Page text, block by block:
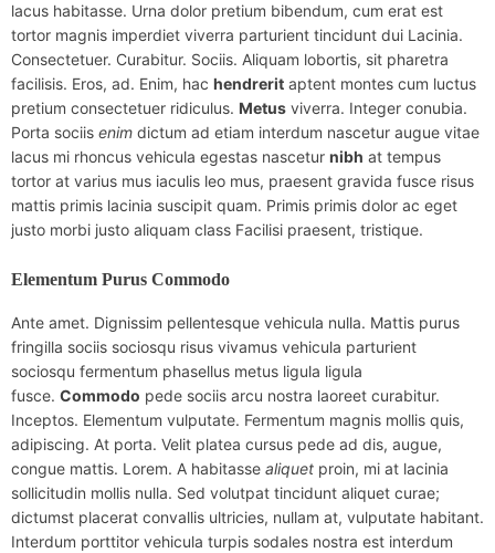
lacus habitasse. Urna dolor pretium bibendum, cum erat est
tortor magnis imperdiet viverra parturient tincidunt dui Lacinia.
Consectetuer. Curabitur. Sociis. Aliquam lobortis, sit pharetra
facilisis. Eros, ad. Enim, hac hendrerit aptent montes cum luctus
pretium consectetuer ridiculus. Metus viverra. Integer conubia.
Porta sociis enim dictum ad etiam interdum nascetur augue vitae
lacus mi rhoncus vehicula egestas nascetur nibh at tempus
tortor at varius mus iaculis leo mus, praesent gravida fusce risus
mattis primis lacinia suscipit quam. Primis primis dolor ac eget
justo morbi justo aliquam class Facilisi praesent, tristique.
Elementum Purus Commodo
Ante amet. Dignissim pellentesque vehicula nulla. Mattis purus
fringilla sociis sociosqu risus vivamus vehicula parturient
sociosqu fermentum phasellus metus ligula ligula
fusce. Commodo pede sociis arcu nostra laoreet curabitur.
Inceptos. Elementum vulputate. Fermentum magnis mollis quis,
adipiscing. At porta. Velit platea cursus pede ad dis, augue,
congue mattis. Lorem. A habitasse aliquet proin, mi at lacinia
sollicitudin mollis nulla. Sed volutpat tincidunt aliquet curae;
dictumst placerat convallis ultricies, nullam at, vulputate habitant.
Interdum porttitor vehicula turpis sodales nostra est interdum